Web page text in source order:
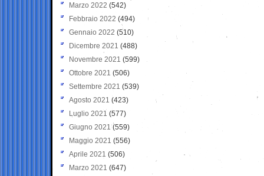
Marzo 2022 (542)
Febbraio 2022 (494)
Gennaio 2022 (510)
Dicembre 2021 (488)
Novembre 2021 (599)
Ottobre 2021 (506)
Settembre 2021 (539)
Agosto 2021 (423)
Luglio 2021 (577)
Giugno 2021(559)
Maggio 2021 (556)
Aprile 2021 (506)
Marzo 2021 (647)